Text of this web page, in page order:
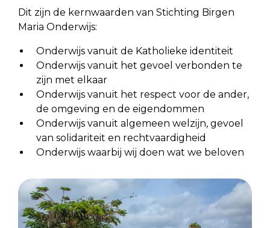
Dit zijn de kernwaarden van Stichting Birgen
Maria Onderwijs:
Onderwijs vanuit de Katholieke identiteit
Onderwijs vanuit het gevoel verbonden te
zijn met elkaar
Onderwijs vanuit het respect voor de ander,
de omgeving en de eigendommen
Onderwijs vanuit algemeen welzijn, gevoel
van solidariteit en rechtvaardigheid
Onderwijs waarbij wij doen wat we beloven